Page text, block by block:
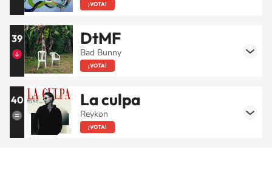
¡VOTA!
39 DtMF
Bad Bunny
¡VOTA!
40 La culpa
Reykon
¡VOTA!